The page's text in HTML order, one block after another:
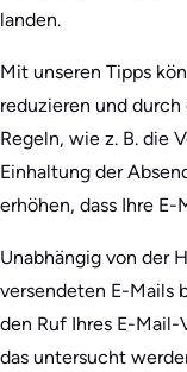
landen.
Mit unseren Tipps
reduzieren und
Regeln, wie z. B. die
Einhaltung der
erhöhen, dass Ihre
Unabhängig von der
versendeten E-Mails
den Ruf Ihres E-Mail-
das untersucht